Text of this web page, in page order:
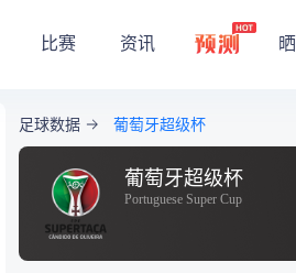
比赛 资讯
足球数据 葡萄牙超级杯
葡萄牙超级杯
Portuguese Super Cup